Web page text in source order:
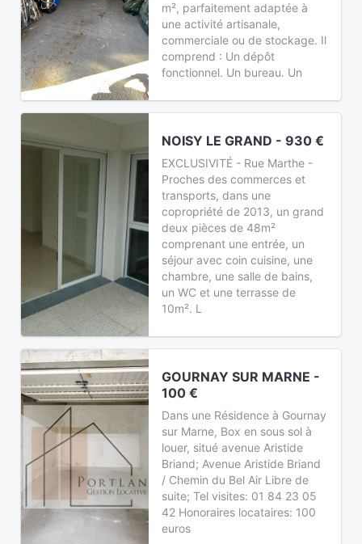
m², parfaitement adaptée à
une activité artisanale,
commerciale ou de stockage. Il
comprend : Un dépôt
fonctionnel. Un bureau. Un
NOISY LE GRAND - 930 €
EXCLUSIVITÉ - Rue Marthe -
Proches des commerces et
transports, dans une
copropriété de 2013, un grand
deux pièces de 48m²
comprenant une entrée, un
séjour avec coin cuisine, une
chambre, une salle de bains,
un WC et une terrasse de
10m². L
GOURNAY SUR MARNE -
100 €
Dans une Résidence à Gournay
sur Marne, Box en sous sol à
louer, situé avenue Aristide
Briand; Avenue Aristide Briand
/ Chemin du Bel Air Libre de
suite; Tel visites: 01 84 23 05
42 Honoraires locataires: 100
euros